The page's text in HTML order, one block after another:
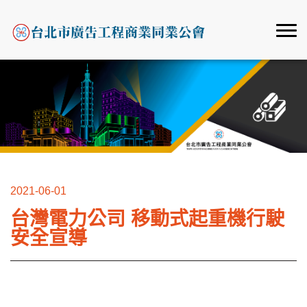
2021-06-01
台灣電力公司 移動式起重機行駛
安全宣導